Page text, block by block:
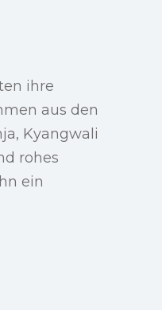
ihre
aus den
Kyangwali
rohes
ein